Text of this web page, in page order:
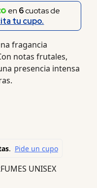
en 6cuotas de
tu cupo.
fragancia
notas frutales,
presencia intensa
UNISEX